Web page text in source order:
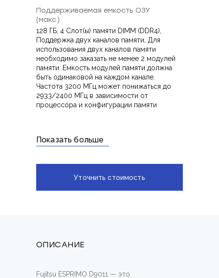
Поддерживаемая емкость ОЗУ
(макс.)
128 ГБ, 4 Слот(ы) памяти DIMM (DDR4),
Поддержка двух каналов памяти, Для
использования двух каналов памяти
необходимо заказать не менее 2 модулей
памяти. Емкость модулей памяти должна
быть одинаковой на каждом канале.
Частота 3200 МГц может понижаться до
2933/2400 МГц в зависимости от
процессора и конфигурации памяти
Уточнить стоимость
Показать больше
ОПИСАНИЕ
Fujitsu ESPRIMO D9011 — это